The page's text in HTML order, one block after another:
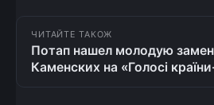
ЧИТАЙТЕ ТАКОЖ
Потап нашел молодую
Каменских на «Голосі